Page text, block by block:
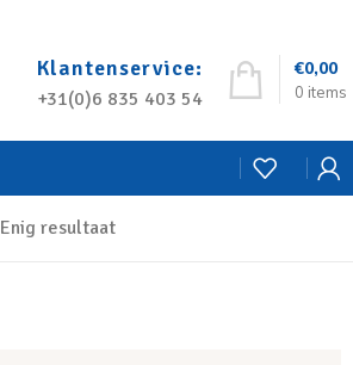
Klantenservice:
+31(0)6 835 403 54 0 items
€0,00
Enig resultaat